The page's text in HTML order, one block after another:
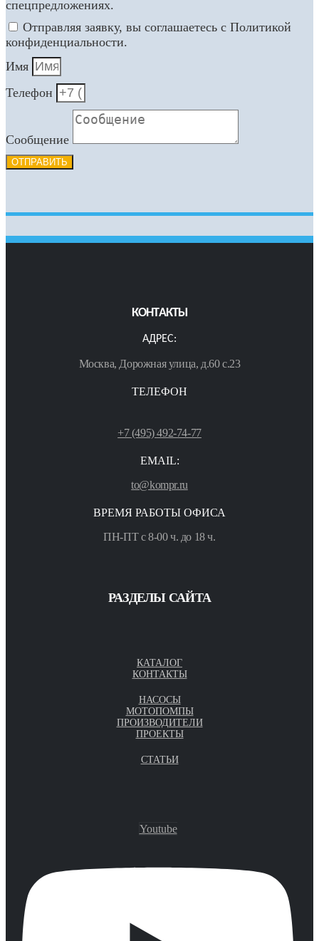
спецпредложениях.
Отправляя заявку, вы соглашаетесь с Политикой
конфиденциальности.
Имя
Телефон
Сообщение
ОТПРАВИТЬ
КОНТАКТЫ
АДРЕС:
Москва, Дорожная улица, д.60 с.23
ТЕЛЕФОН
+7 (495) 492-74-77
EMAIL:
to@kompr.ru
ВРЕМЯ РАБОТЫ ОФИСА
ПН-ПТ с 8-00 ч. до 18 ч.
РАЗДЕЛЫ САЙТА
КАТАЛОГ
КОНТАКТЫ
НАСОСЫ
МОТОПОМПЫ
ПРОИЗВОДИТЕЛИ
ПРОЕКТЫ
СТАТЬИ
Youtube